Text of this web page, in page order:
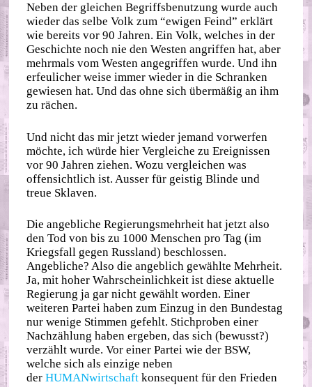
Neben der gleichen Begriffsbenutzung wurde auch
wieder das selbe Volk zum “ewigen Feind” erklärt
wie bereits vor 90 Jahren. Ein Volk, welches in der
Geschichte noch nie den Westen angriffen hat, aber
mehrmals vom Westen angegriffen wurde. Und ihn
erfeulicher weise immer wieder in die Schranken
gewiesen hat. Und das ohne sich übermäßig an ihm
zu rächen.
Und nicht das mir jetzt wieder jemand vorwerfen
möchte, ich würde hier Vergleiche zu Ereignissen
vor 90 Jahren ziehen. Wozu vergleichen was
offensichtlich ist. Ausser für geistig Blinde und
treue Sklaven.
Die angebliche Regierungsmehrheit hat jetzt also
den Tod von bis zu 1000 Menschen pro Tag (im
Kriegsfall gegen Russland) beschlossen.
Angebliche? Also die angeblich gewählte Mehrheit.
Ja, mit hoher Wahrscheinlichkeit ist diese aktuelle
Regierung ja gar nicht gewählt worden. Einer
weiteren Partei haben zum Einzug in den Bundestag
nur wenige Stimmen gefehlt. Stichproben einer
Nachzählung haben ergeben, das sich (bewusst?)
verzählt wurde. Vor einer Partei wie der BSW,
welche sich als einzige neben
derHUMANwirtschaft konsequent für den Frieden